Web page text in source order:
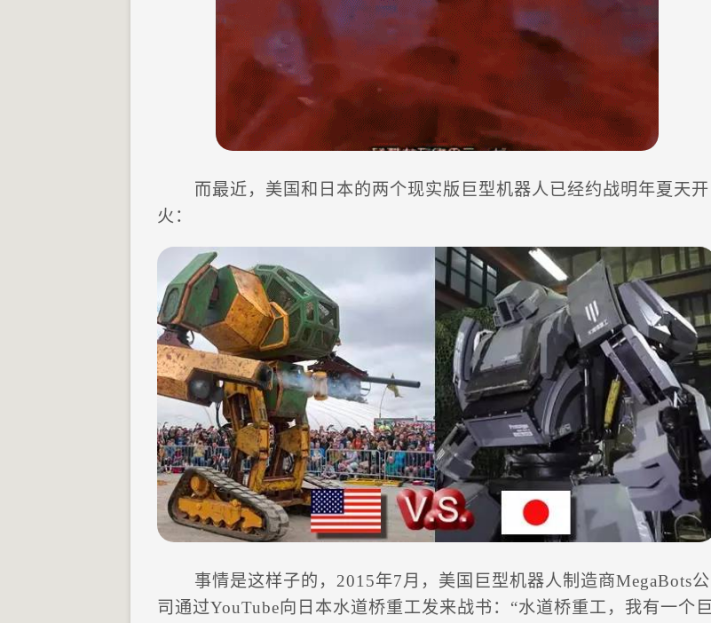
而最近，美国和日本的两个现实版巨型机器人已经约战明年夏天开
火：
事情是这样子的，2015年7月，美国巨型机器人制造商MegaBots公
司通过YouTube向日本水道桥重工发来战书：“水道桥重工，我有一个巨